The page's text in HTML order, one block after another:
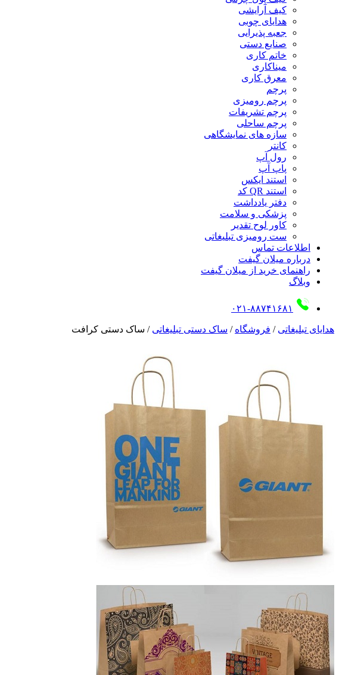
کیف آرایشی
هدایای چوبی
جعبه پذیرایی
صنایع دستی
خاتم کاری
میناکاری
معرق کاری
پرچم
پرچم رومیزی
پرچم تشریفات
پرچم ساحلی
سازه های نمایشگاهی
کانتر
رول آپ
پاپ آپ
استند ایکس
استند QR کد
دفتر یادداشت
پزشکی و سلامت
کاور لوح تقدیر
ست رومیزی تبلیغاتی
اطلاعات تماس
درباره میلان گیفت
راهنمای خرید از میلان گیفت
وبلاگ
۰۲۱-۸۸۷۴۱۶۸۱
هدایای تبلیغاتی / فروشگاه / ساک دستی تبلیغاتی / ساک دستی کرافت